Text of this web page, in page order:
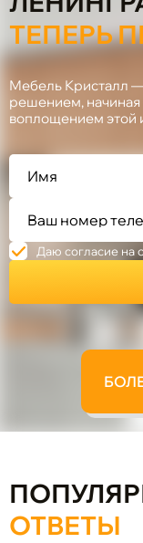
ТЕПЕРЬ
Мебель Кристалл
решением, начиная
воплощением этой
Даю согласие на
ОТВЕТЫ